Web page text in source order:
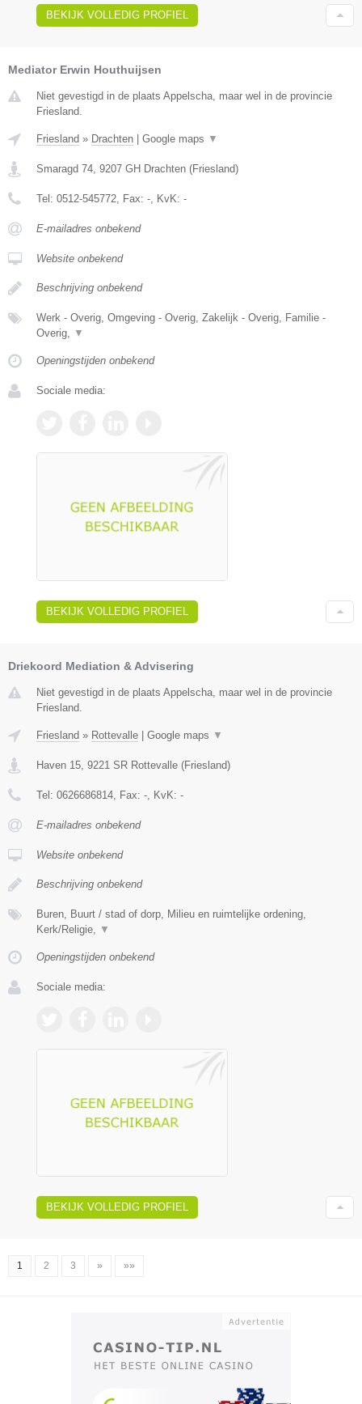
BEKIJK VOLLEDIG PROFIEL
Mediator Erwin Houthuijsen
Niet gevestigd in de plaats Appelscha, maar wel in de provincie
Friesland.
Friesland » Drachten Google maps ▼
Smaragd 74, 9207 GH Drachten (Friesland)
Tel: 0512-545772, Fax: -, KvK: -
E-mailadres onbekend
Website onbekend
Beschrijving onbekend
Werk - Overig, Omgeving - Overig, Zakelijk - Overig, Familie -
Overig, ▼
Openingstijden onbekend
Sociale media:
BEKIJK VOLLEDIG PROFIEL
Driekoord Mediation & Advisering
Niet gevestigd in de plaats Appelscha, maar wel in de provincie
Friesland.
Friesland » Rottevalle Google maps ▼
Haven 15 9221 SR Rottevalle (Friesland)
Tel: 0626686814 , Fax: - , KvK: -
E-mailadres onbekend
Website onbekend
Beschrijving onbekend
Buren, Buurt / stad of dorp, Milieu en ruimtelijke ordening,
Kerk/Religie,
▼
Openingstijden onbekend
Sociale media:
BEKIJK VOLLEDIG PROFIEL
1 2 3 » »»